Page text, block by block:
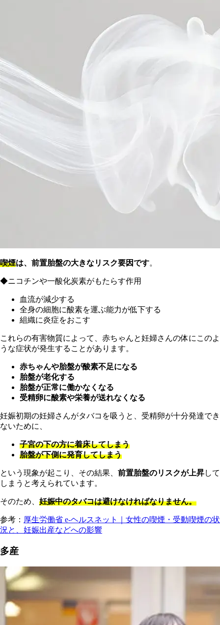
喫煙は、前置胎盤の大きなリスク要因です。
◆ニコチンや一酸化炭素がもたらす作用
血流が減少する
全身の細胞に酸素を運ぶ能力が低下する
組織に炎症をおこす
これらの有害物質によって、赤ちゃんと妊婦さんの体にこのよ
うな症状が発生することがあります。
赤ちゃんや胎盤が酸素不足になる
胎盤が老化する
胎盤が正常に働かなくなる
受精卵に酸素や栄養が送れなくなる
妊娠初期の妊婦さんがタバコを吸うと、受精卵が十分発達でき
ないために、
子宮の下の方に着床してしまう
胎盤が下側に発育してしまう
という現象が起こり、その結果、 前置胎盤のリスクが上昇して
しまうと考えられています。
そのため、 妊娠中のタバコは避けなければなりません。
参考： 厚生労働省 e-ヘルスネット｜女性の喫煙・受動喫煙の状
況と、妊娠出産などへの影響
多産